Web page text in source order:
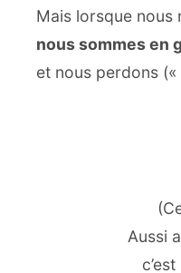
Mais lorsque nous
nous sommes en
et nous perdons
Aussi